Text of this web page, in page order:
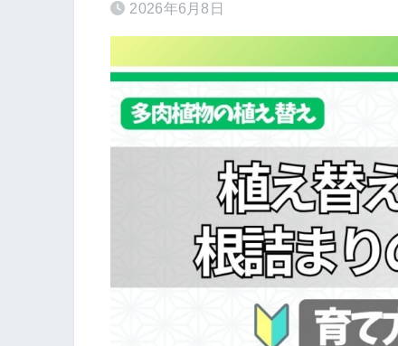
2026年6月8日